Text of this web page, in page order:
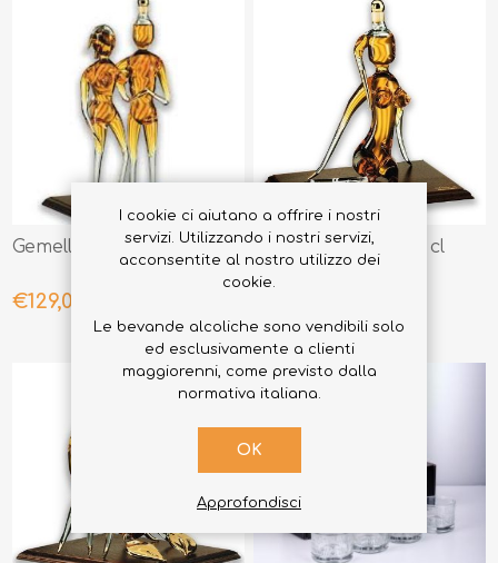
Gemelli bonollo 35 cl
€129,00
Vergine bonollo 20 cl
I cookie ci aiutano a offrire i nostri
servizi. Utilizzando i nostri servizi,
acconsentite al nostro utilizzo dei
cookie.
Le bevande alcoliche sono vendibili solo
ed esclusivamente a clienti
maggiorenni, come previsto dalla
normativa italiana.
OK
Approfondisci